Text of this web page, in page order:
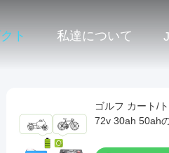
ト 私達について
ゴルフ カート/
72v 30ah 50ah